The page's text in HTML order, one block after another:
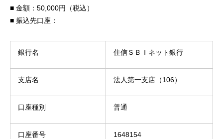
■ 金額：50,000円（税込）
■ 振込先口座：
銀行名 住信ＳＢＩネット銀行
支店名 法人第一支店（106）
口座種別 普通
口座番号 1648154